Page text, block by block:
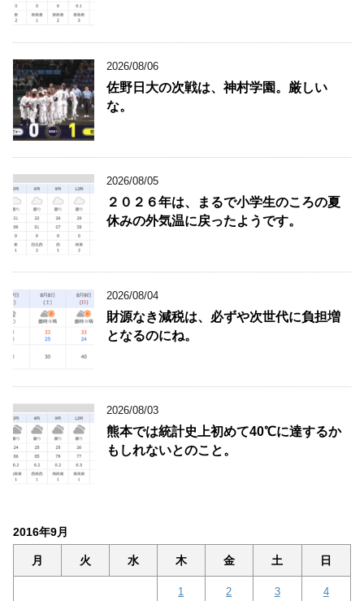
2026/08/06
佐野日大の次戦は、神村学園。厳しい
な。
2026/08/05
２０２６年は、まるで小学生のころの夏
休みの外気温に戻ったようです。
2026/08/04
財源なき減税は、必ずや次世代に負担増
となるのにね。
2026/08/03
熊本では統計史上初めて40℃に達するか
もしれないとのこと。
2016年9月
月 火 水 木 金 土 日
1 2 3 4